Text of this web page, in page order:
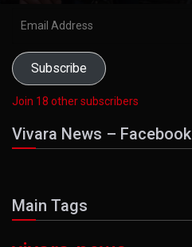
Subscribe
Join 18 other subscribers
Vivara News – Facebook
Main Tags